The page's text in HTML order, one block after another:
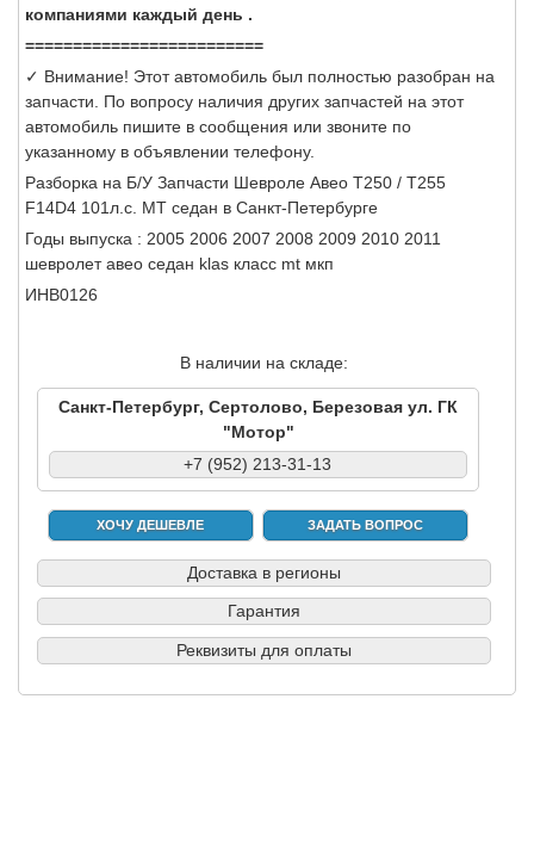
компаниями каждый день .
=========================
✓ Внимание! Этот автомобиль был полностью разобран на
запчасти. По вопросу наличия других запчастей на этот
автомобиль пишите в сообщения или звоните по
указанному в объявлении телефону.
Разборка на Б/У Запчасти Шевроле Авео Т250 / Т255
F14D4 101л.с. МТ седан в Санкт-Петербурге
Годы выпуска : 2005 2006 2007 2008 2009 2010 2011
шевролет авео седан klas класс mt мкп
ИНВ0126
В наличии на складе:
Санкт-Петербург, Сертолово, Березовая ул. ГК
"Мотор"
+7 (952) 213-31-13
ХОЧУ ДЕШЕВЛЕ ЗАДАТЬ ВОПРОС
Доставка в регионы
Гарантия
Реквизиты для оплаты